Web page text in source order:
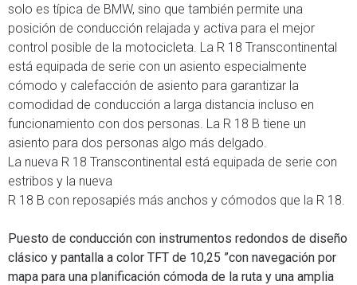
solo es típica de BMW, sino que también permite una
posición de conducción relajada y activa para el mejor
control posible de la motocicleta. La R 18 Transcontinental
está equipada de serie con un asiento especialmente
cómodo y calefacción de asiento para garantizar la
comodidad de conducción a larga distancia incluso en
funcionamiento con dos personas. La R 18 B tiene un
asiento para dos personas algo más delgado.
La nueva R 18 Transcontinental está equipada de serie con
estribos y la nueva
R 18 B con reposapiés más anchos y cómodos que la R 18.
Puesto de conducción con instrumentos redondos de diseño
clásico y pantalla a color TFT de 10,25 ”con navegación por
mapa para una planificación cómoda de la ruta y una amplia